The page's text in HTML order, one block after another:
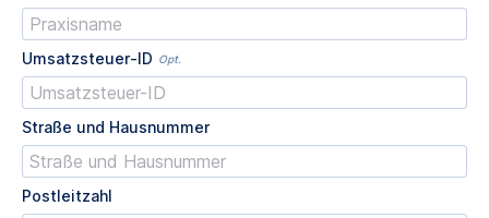
Umsatzsteuer-ID Opt.
Straße und Hausnummer
Postleitzahl